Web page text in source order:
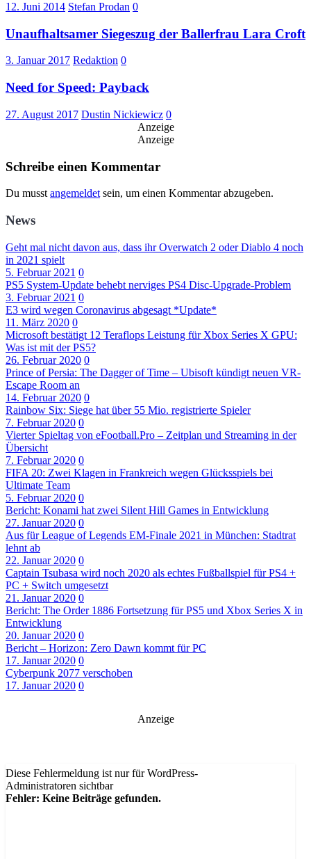
12. Juni 2014 Stefan Prodan 0
Unaufhaltsamer Siegeszug der Ballerfrau Lara Croft
3. Januar 2017 Redaktion 0
Need for Speed: Payback
27. August 2017 Dustin Nickiewicz 0
Anzeige
Anzeige
Schreibe einen Kommentar
Du musst angemeldet sein, um einen Kommentar abzugeben.
News
Geht mal nicht davon aus, dass ihr Overwatch 2 oder Diablo 4 noch
in 2021 spielt
5. Februar 2021 0
PS5 System-Update behebt nerviges PS4 Disc-Upgrade-Problem
3. Februar 2021 0
E3 wird wegen Coronavirus abgesagt *Update*
11. März 2020 0
Microsoft bestätigt 12 Teraflops Leistung für Xbox Series X GPU:
Was ist mit der PS5?
26. Februar 2020 0
Prince of Persia: The Dagger of Time – Ubisoft kündigt neuen VR-
Escape Room an
14. Februar 2020 0
Rainbow Six: Siege hat über 55 Mio. registrierte Spieler
7. Februar 2020 0
Vierter Spieltag von eFootball.Pro – Zeitplan und Streaming in der
Übersicht
7. Februar 2020 0
FIFA 20: Zwei Klagen in Frankreich wegen Glücksspiels bei
Ultimate Team
5. Februar 2020 0
Bericht: Konami hat zwei Silent Hill Games in Entwicklung
27. Januar 2020 0
Aus für League of Legends EM-Finale 2021 in München: Stadtrat
lehnt ab
22. Januar 2020 0
Captain Tsubasa wird noch 2020 als echtes Fußballspiel für PS4 +
PC + Switch umgesetzt
21. Januar 2020 0
Bericht: The Order 1886 Fortsetzung für PS5 und Xbox Series X in
Entwicklung
20. Januar 2020 0
Bericht – Horizon: Zero Dawn kommt für PC
17. Januar 2020 0
Cyberpunk 2077 verschoben
17. Januar 2020 0
Anzeige
Diese Fehlermeldung ist nur für WordPress-
Administratoren sichtbar
Fehler: Keine Beiträge gefunden.